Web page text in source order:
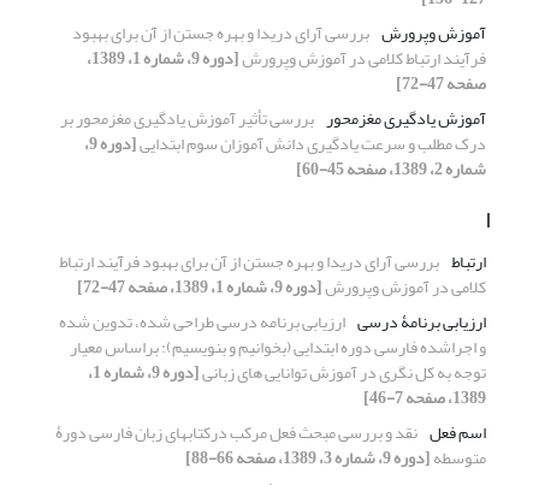
آموزش وپرورش بررسی آرای دریدا و بهره جستن از آن برای بهبود
فرآیند ارتباط کلامی در آموزش وپرورش [دوره 9، شماره 1، 1389،
صفحه 47-72]
آموزش یادگیری مغزمحور بررسی تأثیر آموزش یادگیری مغزمحور بر
درک مطلب و سرعت یادگیری دانش آموزان سوم ابتدایی [دوره 9،
شماره 2، 1389، صفحه 45-60]
ا
ارتباط بررسی آرای دریدا و بهره جستن از آن برای بهبود فرآیند ارتباط
کلامی در آموزش وپرورش[دوره 9، شماره 1، 1389، صفحه 47-72]
ارزیابی برنامۀ درسی ارزیابی برنامه درسی طراحی شده، تدوین شده
و اجراشده فارسی دوره ابتدایی (بخوانیم و بنویسیم): براساس معیار
توجه به کل نگری در آموزش توانایی های زبانی [دوره 9، شماره 1،
1389، صفحه 7-46]
اسم فعل نقد و بررسی مبحث فعل مرکب درکتابهای زبان فارسی دورۀ
متوسطه[دوره 9، شماره 3، 1389، صفحه 66-88]